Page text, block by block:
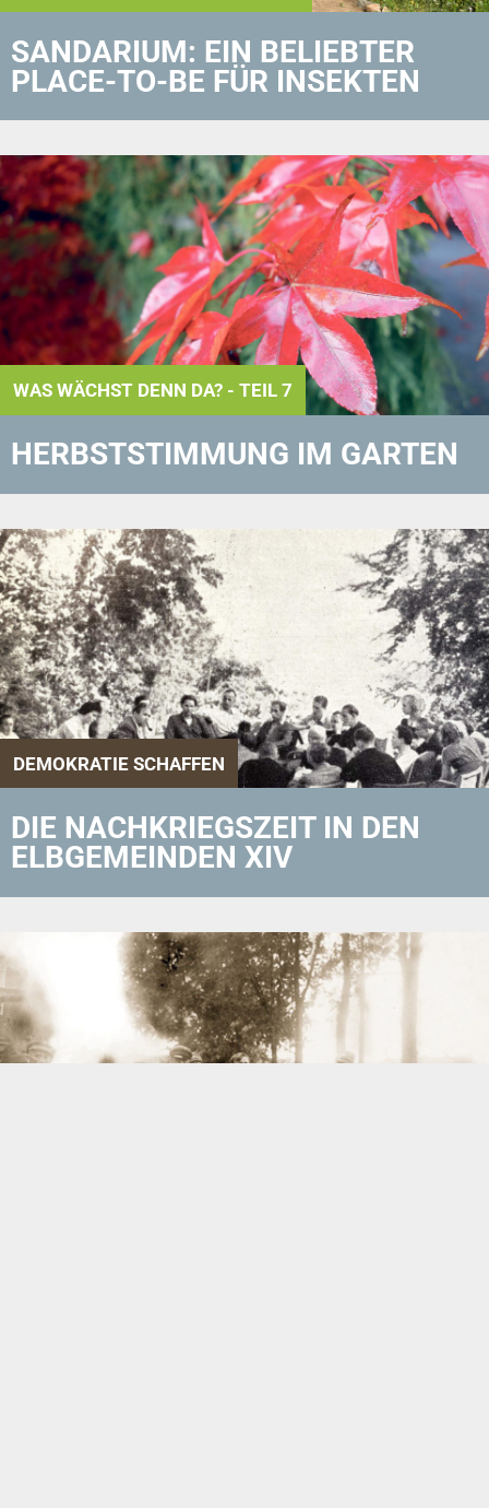
SANDARIUM: EIN BELIEBTER
PLACE-TO-BE FÜR INSEKTEN
WAS WÄCHST DENN DA? - TEIL 7
HERBSTSTIMMUNG IM GARTEN
DEMOKRATIE SCHAFFEN
DIE NACHKRIEGSZEIT IN DEN
ELBGEMEINDEN XIV